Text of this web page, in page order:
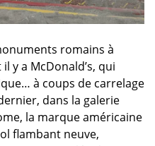
romains à
y a McDonald’s, qui
à coups de carrelage
dans la galerie
la marque américaine
flambant neuve,